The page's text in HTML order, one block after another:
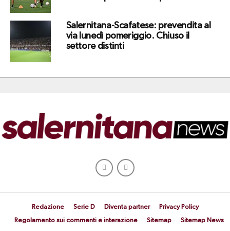
Salernitana-Scafatese: prevendita al
via lunedì pomeriggio. Chiuso il
settore distinti
Redazione Serie D Diventa partner
Privacy Policy
Regolamento sui commenti e interazione
Sitemap Sitemap News